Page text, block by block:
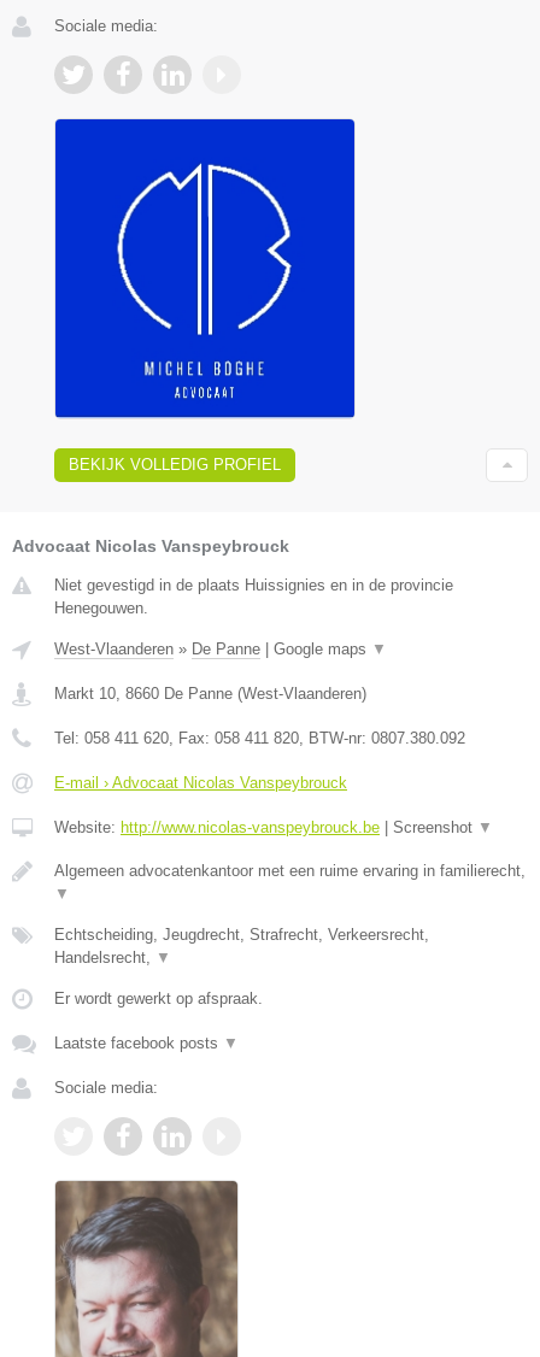
Sociale media:
BEKIJK VOLLEDIG PROFIEL
Advocaat Nicolas Vanspeybrouck
Niet gevestigd in de plaats Huissignies en in de provincie
Henegouwen.
West-Vlaanderen » De Panne Google maps ▼
Markt 10 8660 De Panne (West-Vlaanderen)
Tel: 058 411 620 , Fax: 058 411 820 , BTW-nr: 0807.380.092
E-mail › Advocaat Nicolas Vanspeybrouck
Website: http://www.nicolas-vanspeybrouck.be Screenshot ▼
Algemeen advocatenkantoor met een ruime ervaring in familierecht,
▼
Echtscheiding, Jeugdrecht, Strafrecht, Verkeersrecht,
Handelsrecht,
▼
Er wordt gewerkt op afspraak.
Laatste facebook posts ▼
Sociale media: